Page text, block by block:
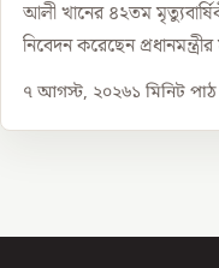
আলী খানের ৪২তম
নিবেদন করেছেন
৭ আগস্ট, ২০২৬১ মিনিট পাঠ